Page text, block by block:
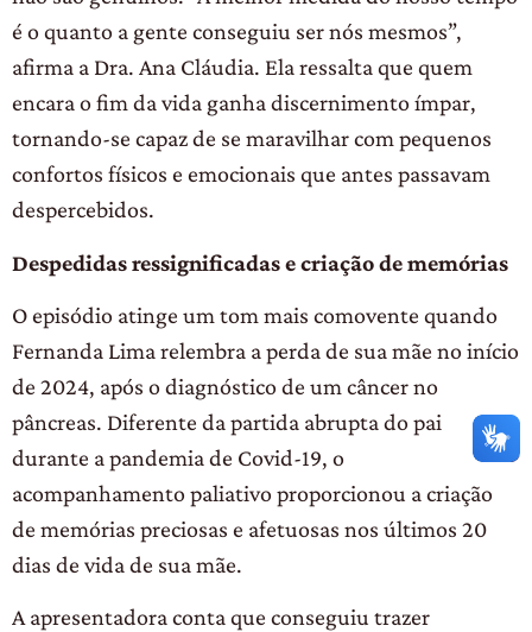
é o quanto a gente conseguiu ser nós mesmos”,
afirma a Dra. Ana Cláudia. Ela ressalta que quem
encara o fim da vida ganha discernimento ímpar,
tornando-se capaz de se maravilhar com pequenos
confortos físicos e emocionais que antes passavam
despercebidos.
Despedidas ressignificadas e criação de memórias
O episódio atinge um tom mais comovente quando
Fernanda Lima relembra a perda de sua mãe no início
de 2024, após o diagnóstico de um câncer no
pâncreas. Diferente da partida abrupta do pai
durante a pandemia de Covid-19, o
acompanhamento paliativo proporcionou a criação
de memórias preciosas e afetuosas nos últimos 20
dias de vida de sua mãe.
A apresentadora conta que conseguiu trazer